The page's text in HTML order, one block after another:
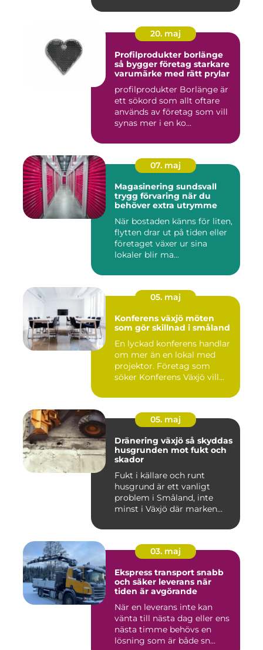
20. maj
Profilprodukter borlänge
så bygger företag starkare
varumärke med rätt prylar
profilprodukter Borlänge är
ett sökord som allt oftare
används av företag som vill
synas mer i en ko...
07. maj
Magasinering sundsvall
trygg förvaring när du
behöver extra utrymme
När bostaden känns för liten,
flytten drar ut på tiden eller
företaget växer ur sina
lokaler blir ma...
05. maj
Konferens växjö möten
som gör skillnad i småland
En lyckad konferens handlar
om mer än en lokal med
projektor. Företag som
söker Konferens Växjö vill...
05. maj
Dränering växjö så skyddas
husgrunden mot fukt och
skador
Fukt i källare och runt
husgrund är ett vanligt
problem i Småland, inte
minst i Växjö där marken
03. maj
Ekspress transport snabb
och säker leverans när
tiden är avgörande
När en leverans inte kan
vänta till nästa dag eller ens
nästa timme behövs en
lösning som är både sn...